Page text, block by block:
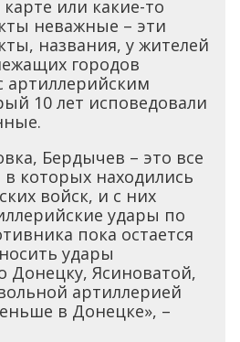
или какие-то
неважные – эти
названия, у жителей
городов
артиллерийским
10 лет исповедовали
Бердычев – это все
в которых находились
войск, и с них
удары по
пока остается
удары
Донецку, Ясиноватой,
артиллерией
в Донецке», –